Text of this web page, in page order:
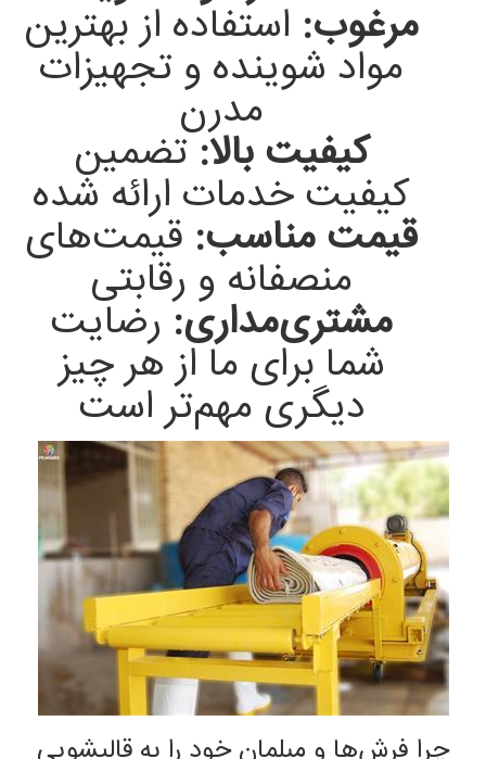
مرغوب: استفاده از بهترین
مواد شوینده و تجهیزات
مدرن
کیفیت بالا:تضمین
کیفیت خدمات ارائه شده
قیمت مناسب: قیمت‌های
منصفانه و رقابتی
مشتری‌مداری: رضایت
شما برای ما از هر چیز
دیگری مهم‌تر است